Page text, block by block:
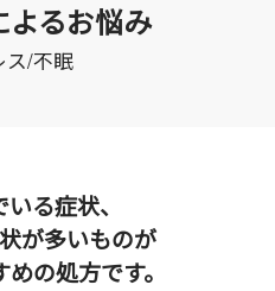
よるお悩み
ス/不眠
る症状、
が多いものが
の処方です。